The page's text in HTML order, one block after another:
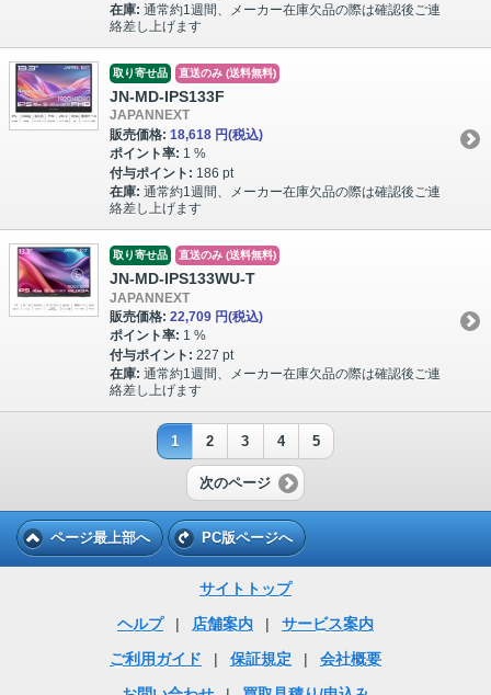
在庫: 通常約1週間、メーカー在庫欠品の際は確認後ご連
絡差し上げます
取り寄せ品 直送のみ (送料無料)
JN-MD-IPS133F
JAPANNEXT
販売価格: 18,618 円(税込)
ポイント率: 1 %
付与ポイント: 186 pt
在庫: 通常約1週間、メーカー在庫欠品の際は確認後ご連
絡差し上げます
取り寄せ品 直送のみ (送料無料)
JN-MD-IPS133WU-T
JAPANNEXT
販売価格: 22,709 円(税込)
ポイント率: 1 %
付与ポイント: 227 pt
在庫: 通常約1週間、メーカー在庫欠品の際は確認後ご連
絡差し上げます
1 2 3 4 5
次のページ
ページ最上部へ PC版ページへ
サイトトップ
ヘルプ
| 店舗案内 |
サービス案内
ご利用ガイド
| 保証規定 |
会社概要